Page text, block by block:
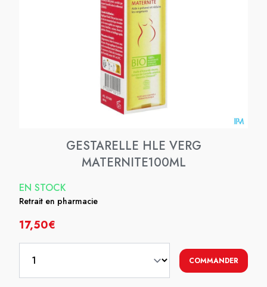
GESTARELLE HLE VERG
MATERNITE100ML
EN STOCK
Retrait en pharmacie
17,50€
COMMANDER